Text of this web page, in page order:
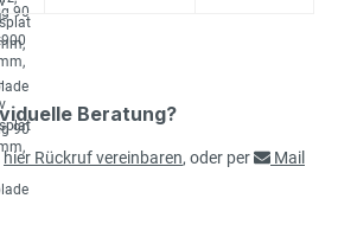
Beratung?
hier Rückruf vereinbaren, oder per
Mail